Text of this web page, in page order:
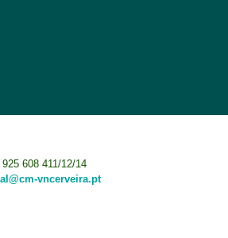
925 608 411/12/14
vncerveira.pt